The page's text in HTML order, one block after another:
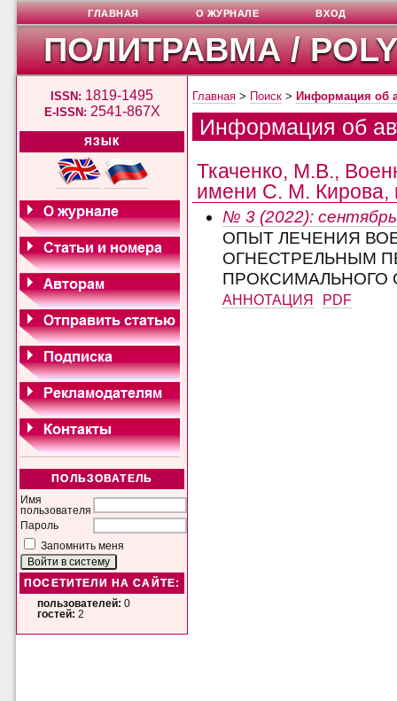
ПОЛИТРАВМА /
ISSN: 1819-1495
E-ISSN: 2541-867X
ЯЗЫК
ПОЛЬЗОВАТЕЛЬ
Имя
пользователя
Пароль
Запомнить меня
ПОСЕТИТЕЛИ НА САЙТЕ:
пользователей: 0
гостей: 2
ГЛАВНАЯ О ЖУРНАЛЕ ВХОД
Главная > Поиск > Информация об
Информация об
Ткаченко, М.В.,
имени С. М. Кирова,
№ 3 (2022): сентябрь
ОПЫТ ЛЕЧЕНИЯ
ОГНЕСТРЕЛЬНЫМ
ПРОКСИМАЛЬНОГО
АННОТАЦИЯ PDF